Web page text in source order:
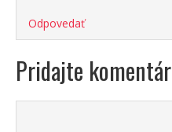
Odpovedať
Pridajte komentár